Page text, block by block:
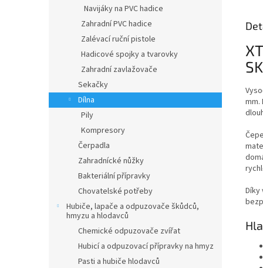
Navijáky na PVC hadice
Zahradní PVC hadice
Zalévací ruční pistole
Hadicové spojky a tvarovky
Zahradní zavlažovače
Sekačky
Dílna
Pily
Kompresory
Čerpadla
Zahradnícké nůžky
Bakteriální přípravky
Chovatelské potřeby
Hubiče, lapače a odpuzovače škůdců,
hmyzu a hlodavců
Chemické odpuzovače zvířat
Hubicí a odpuzovací přípravky na hmyz
Pasti a hubiče hlodavců
mm.